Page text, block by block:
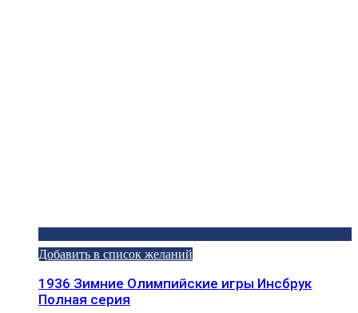
Добавить в список желаний
1936 Зимние Олимпийские игры Инсбрук
Полная серия